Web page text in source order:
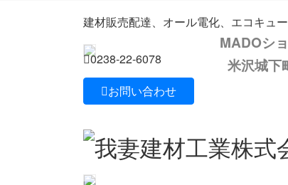
建材販売配達、オール電化、エコキュ
0238-22-6078
お問い合わせ
MADOシ
米沢城下